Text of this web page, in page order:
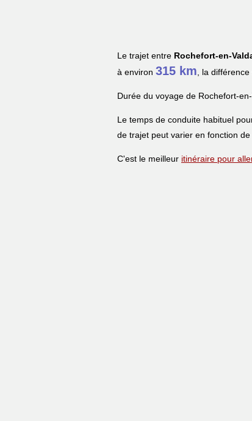
Le trajet entre Rochefort-en-
à environ 315 km , la
Durée du voyage de Rochefort-
Le temps de conduite habituel
de trajet peut varier en fonction
C'est le meilleur itinéraire pour